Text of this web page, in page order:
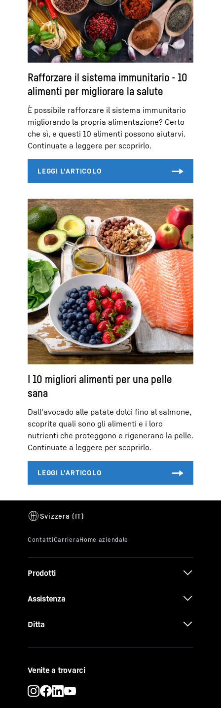
Rafforzare il sistema immunitario - 10
alimenti per migliorare la salute
È possibile rafforzare il sistema immunitario
migliorando la propria alimentazione? Certo
che sì, e questi 10 alimenti possono aiutarvi.
Continuate a leggere per scoprirlo.
I 10 migliori alimenti per una pelle
sana
Dall'avocado alle patate dolci fino al salmone,
scoprite quali sono gli alimenti e i loro
nutrienti che proteggono e rigenerano la pelle.
Continuate a leggere per scoprirlo.
Prodotti
Assistenza
Ditta
Venite a trovarci